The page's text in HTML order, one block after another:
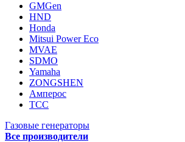
GMGen
HND
Honda
Mitsui Power Eco
MVAE
SDMO
Yamaha
ZONGSHEN
Амперос
ТСС
Газовые генераторы
Все производители